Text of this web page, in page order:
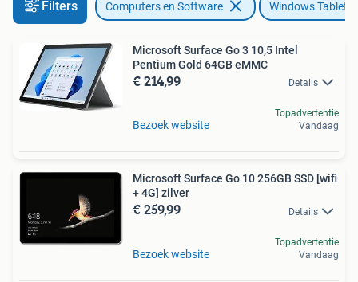
Filters Computers en Software Windows Tablets
Microsoft Surface Go 3 10,5 Intel
Pentium Gold 64GB eMMC
€ 214,99 Details
Bezoek website
Topadvertentie
Vandaag
Microsoft Surface Go 10 256GB SSD [wifi
+ 4G] zilver
€ 259,99 Details
Bezoek website
Topadvertentie
Vandaag